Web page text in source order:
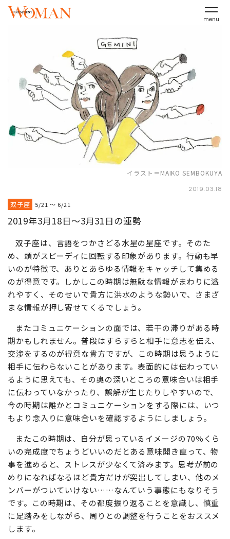
menu
イラスト＝MAIKO SEMBOKUYA
2019.03.18
双子座 5/21 ～ 6/21
2019年3月18日～3月31日の運勢
双子座は、言語をつかさどる水星の星座です。そのた
め、頭がスピーディに回転する印象があります。行動も早
いのが特徴で、ありとあらゆる情報をキャッチして集める
のが得意です。しかしこの時期は無駄な情報がまわりに溢
れやすく、そのせいで貴方に洪水のような勢いで、さまざ
まな情報が押し寄せてくるでしょう。
またコミュニケーションの面では、若干の滞りがある時
期かもしれません。普段はすらすらと相手に意志を伝え、
交渉をするのが得意な貴方ですが、この時期は思うように
相手に伝わらないことがあります。表面的には伝わってい
るように思えても、その奥の深いところの意味合いは相手
に伝わっていなかったり、誤解が生じたりしやすいので、
今の時期は誰かとコミュニケーションをする際には、いつ
もより念入りに意味合いを確認するようにしましょう。
またこの時期は、自分が思っているイメージの70％くら
いの完成度でちょうどいいのだとある意味開き直って、物
事を進めると、ストレスが少なくて済みます。思考が前の
めりになればなるほど貴方だけが突出してしまい、他のメ
ンバーがついていけない……なんていう事態にもなりそう
です。この時期は、その都度振り返ることを意識し、慎重
に足踏みをしながら、周りとの調整を行うことをおススメ
します。